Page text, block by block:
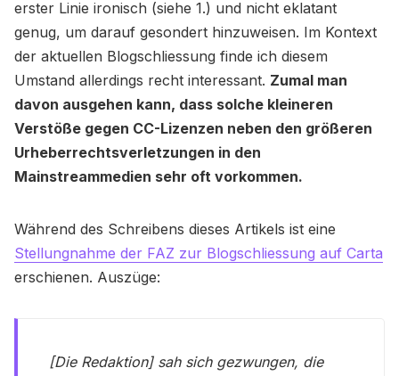
erster Linie ironisch (siehe 1.) und nicht eklatant
genug, um darauf gesondert hinzuweisen. Im Kontext
der aktuellen Blogschliessung finde ich diesem
Umstand allerdings recht interessant. Zumal man
davon ausgehen kann, dass solche kleineren
Verstöße gegen CC-Lizenzen neben den größeren
Urheberrechtsverletzungen in den
Mainstreammedien sehr oft vorkommen.
Während des Schreibens dieses Artikels ist eine
Stellungnahme der FAZ zur Blogschliessung auf Carta
erschienen. Auszüge:
[Die Redaktion] sah sich gezwungen, die